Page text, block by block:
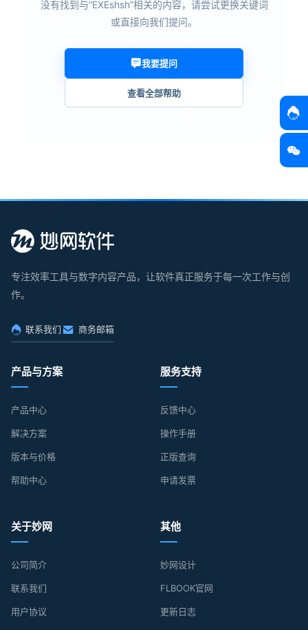
没有找到与“EXEshsh”相关的内容，请尝试更换关键词
或直接向我们提问。
我要提问
查看全部帮助
专注效率工具与数字内容产品，让软件真正服务于每一次工作与创
作。
联系我们 商务邮箱
产品与方案
产品中心
解决方案
版本与价格
帮助中心
服务支持
反馈中心
操作手册
正版查询
申请发票
关于妙网
公司简介
联系我们
用户协议
其他
妙网设计
FLBOOK官网
更新日志